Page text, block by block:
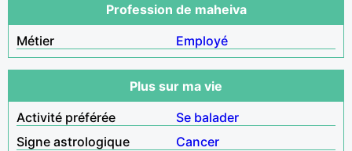
Profession de maheiva
Métier
Employé
Plus sur ma vie
Activité préférée
Se balader
Signe astrologique
Cancer